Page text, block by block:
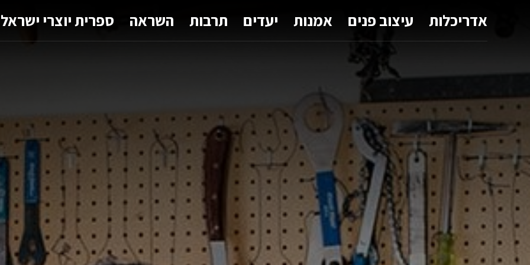
אדריכלות עיצוב פנים אמנות יעדים תרבות השראה ספרית יוצרי ישראל